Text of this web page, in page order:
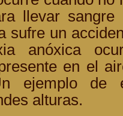
llevar
sufre un
anóxica
en el
ejemplo de
alturas.